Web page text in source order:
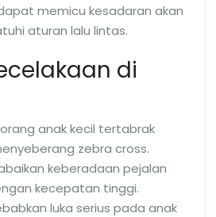
memicu kesadaran akan
aturan lalu lintas.
di
anak kecil tertabrak
zebra cross.
keberadaan pejalan
kecepatan tinggi.
luka serius pada anak